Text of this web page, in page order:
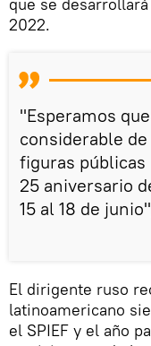
2022.
"Esperamos
considerable
figuras públicas
25 aniversario
15 al 18 de
El dirigente ruso
latinoamericano
el SPIEF y el año